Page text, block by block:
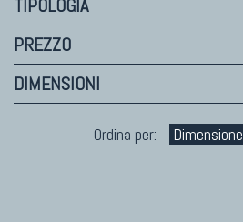
Vito Catalano
TAPPETI PERSIANI
Tappeti Persiani Antichi
TIPOLOGIA
PREZZO
DIMENSIONI
Ordina per: Dimensione